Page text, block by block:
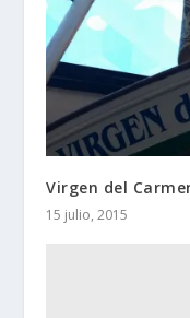
Virgen del
15 julio, 2015